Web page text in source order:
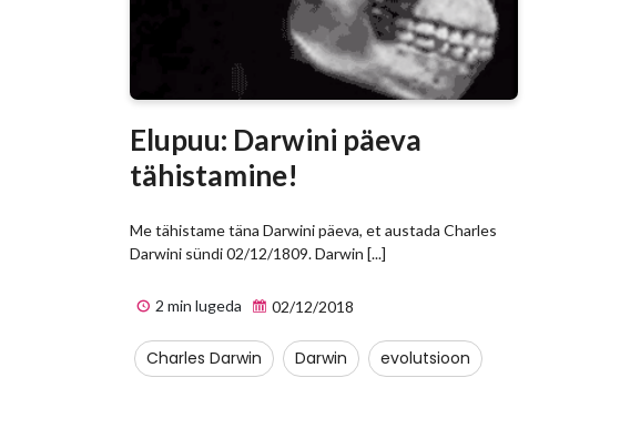
Elupuu: Darwini päeva
tähistamine!
Me tähistame täna Darwini päeva, et austada Charles
Darwini sündi 02/12/1809. Darwin [...]
2 min lugeda 02/12/2018
Charles Darwin Darwin evolutsioon